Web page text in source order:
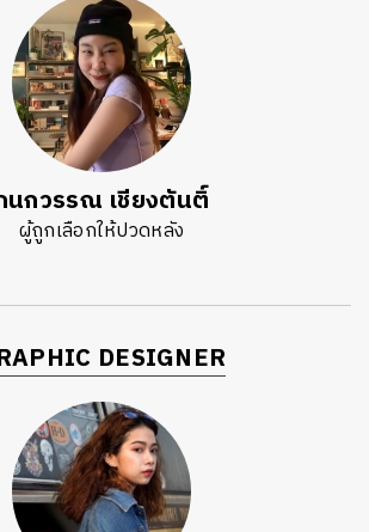
นกวรรณ เชียงตันติ์
ผู้ถูกเลือกให้ปวดหลัง
DESIGNER